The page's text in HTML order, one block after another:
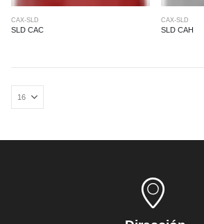
CAX-SLD
SLD CAC
CAX-SLD
SLD CAH